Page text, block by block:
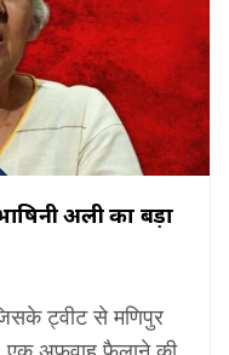
अली का बड़ा
ट्वीट से मणिपुर